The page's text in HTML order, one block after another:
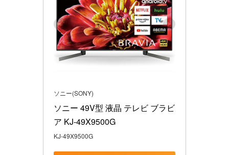
ソニー(SONY)
ソニー 49V型 液晶 テレビ ブラビ
ア KJ-49X9500G
KJ-49X9500G